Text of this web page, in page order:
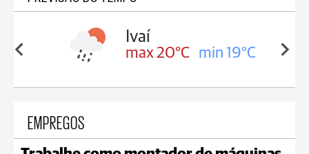
17°C
Ivaí
max 20°C min 19°C
EMPREGOS